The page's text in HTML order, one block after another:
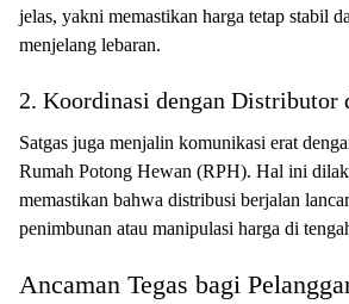
jelas, yakni memastikan harga tetap stabil
menjelang lebaran.
2. Koordinasi dengan Distributor
Satgas juga menjalin komunikasi erat
Rumah Potong Hewan (RPH). Hal ini
memastikan bahwa distribusi berjalan
penimbunan atau manipulasi harga di
Ancaman Tegas bagi